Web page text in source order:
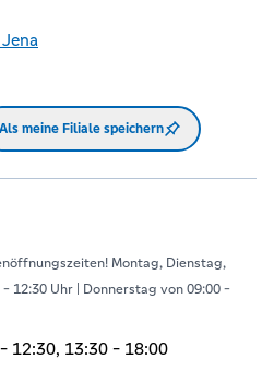
Jena
Als meine Filiale speichern
Montag, Dienstag,
12:30 Uhr | Donnerstag von 09:00 -
12:30, 13:30 - 18:00